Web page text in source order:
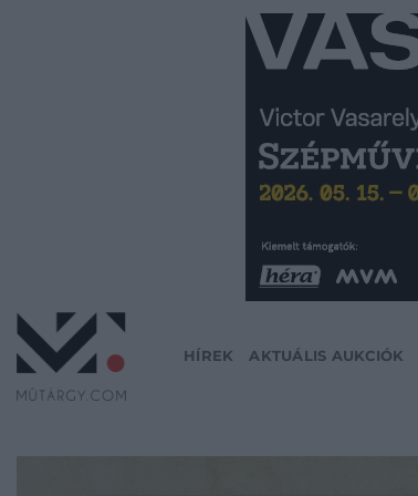
HÍREK AKTUÁLIS AUKCIÓK